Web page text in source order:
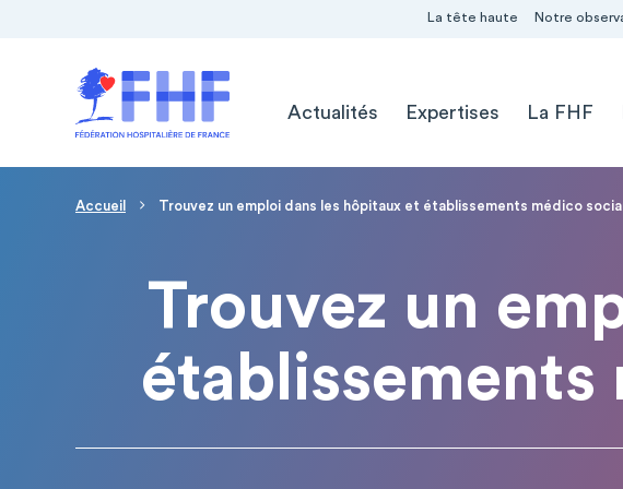
La tête haute Notre
Actualités
Expertises La FHF
Page d'accueil
Fil d'Ariane
Accueil Trouvez un emploi dans les hôpitaux et établissements médico
Trouvez un